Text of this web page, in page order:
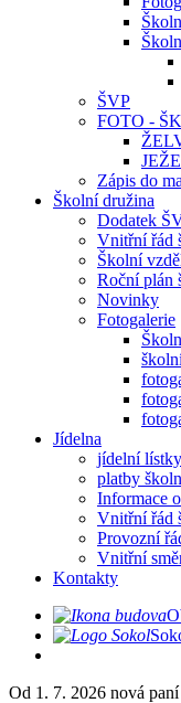
ŠVP
FOTO -
Zápis do
Školní družina
Dodatek
Vnitřní řád
Školní
Roční plán
Novinky
Fotogalerie
Jídelna
jídelní lístky
platby
Informace
Vnitřní řád
Provozní
Vnitřní
Kontakty
Od 1. 7. 2026 nová